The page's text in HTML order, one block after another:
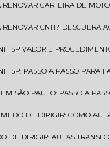
RENOVAR CARTEIRA DE
RENOVAR CNH? DESCUBRA
SP VALOR E
SP: PASSO A PASSO PARA
EM SÃO PAULO: PASSO A
MEDO DE DIRIGIR: COMO
DE DIRIGIR: AULAS